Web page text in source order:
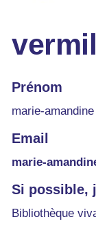
Prénom
marie-amandine
Email
marie-
Si possible,
Bibliothèque